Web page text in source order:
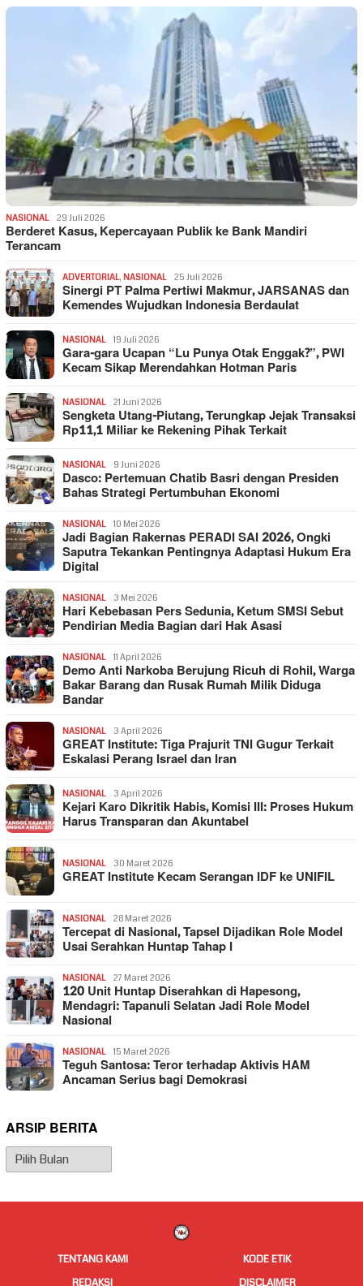
NASIONAL 29 Juli 2026
Berderet Kasus, Kepercayaan Publik ke Bank Mandiri
Terancam
ADVERTORIAL, NASIONAL 25 Juli 2026
Sinergi PT Palma Pertiwi Makmur, JARSANAS dan
Kemendes Wujudkan Indonesia Berdaulat
NASIONAL 19 Juli 2026
Gara-gara Ucapan “Lu Punya Otak Enggak?”, PWI
Kecam Sikap Merendahkan Hotman Paris
NASIONAL 21 Juni 2026
Sengketa Utang-Piutang, Terungkap Jejak Transaksi
Rp11,1 Miliar ke Rekening Pihak Terkait
NASIONAL 9 Juni 2026
Dasco: Pertemuan Chatib Basri dengan Presiden
Bahas Strategi Pertumbuhan Ekonomi
NASIONAL 10 Mei 2026
Jadi Bagian Rakernas PERADI SAI 2026, Ongki
Saputra Tekankan Pentingnya Adaptasi Hukum Era
Digital
NASIONAL 3 Mei 2026
Hari Kebebasan Pers Sedunia, Ketum SMSI Sebut
Pendirian Media Bagian dari Hak Asasi
NASIONAL 11 April 2026
Demo Anti Narkoba Berujung Ricuh di Rohil, Warga
Bakar Barang dan Rusak Rumah Milik Diduga
Bandar
NASIONAL 3 April 2026
GREAT Institute: Tiga Prajurit TNI Gugur Terkait
Eskalasi Perang Israel dan Iran
NASIONAL 3 April 2026
Kejari Karo Dikritik Habis, Komisi III: Proses Hukum
Harus Transparan dan Akuntabel
NASIONAL 30 Maret 2026
GREAT Institute Kecam Serangan IDF ke UNIFIL
NASIONAL 28 Maret 2026
Tercepat di Nasional, Tapsel Dijadikan Role Model
Usai Serahkan Huntap Tahap I
NASIONAL 27 Maret 2026
120 Unit Huntap Diserahkan di Hapesong,
Mendagri: Tapanuli Selatan Jadi Role Model
Nasional
NASIONAL 15 Maret 2026
Teguh Santosa: Teror terhadap Aktivis HAM
Ancaman Serius bagi Demokrasi
ARSIP BERITA
Arsip
Berita
TENTANG KAMI
KODE ETIK
REDAKSI
DISCLAIMER